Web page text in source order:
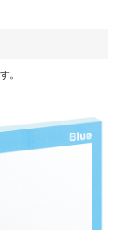
。